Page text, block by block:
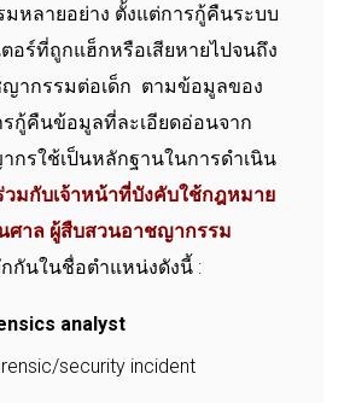
หลายอย่าง ตั้งแต่การกู้คืนระบบ
อร์ที่ถูกแฮ็กหรือเสียหายไปจนถึง
ากรรมต่อเด็ก ตามข้อมูลของ
กู้คืนข้อมูลที่ละเอียดอ่อนจาก
รใช้เป็นหลักฐานในการดำเนิน
วมกับเจ้าหน้าที่บังคับใช้กฎหมาย
ศาล ผู้สืบสวนอาชญากรรม
กันในชื่อตำแหน่งดังนี้ :
analyst
security incident